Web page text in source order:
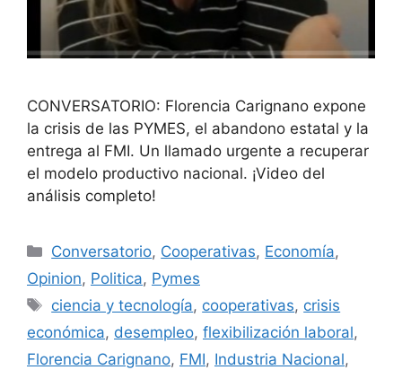
CONVERSATORIO: Florencia Carignano expone
la crisis de las PYMES, el abandono estatal y la
entrega al FMI. Un llamado urgente a recuperar
el modelo productivo nacional. ¡Video del
análisis completo!
Conversatorio, Cooperativas, Economía,
Opinion, Politica, Pymes
ciencia y tecnología, cooperativas, crisis
económica, desempleo, flexibilización laboral,
Florencia Carignano, FMI, Industria Nacional,